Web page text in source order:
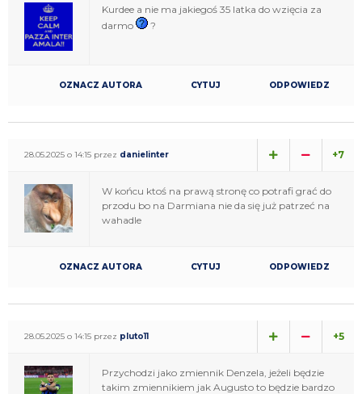
Kurdee a nie ma jakiegoś 35 latka do wzięcia za
darmo
?
OZNACZ AUTORA CYTUJ ODPOWIEDZ
28.05.2025 o 14:15 przez danielinter +7
W końcu ktoś na prawą stronę co potrafi grać do
przodu bo na Darmiana nie da się już patrzeć na
wahadle
OZNACZ AUTORA CYTUJ ODPOWIEDZ
28.05.2025 o 14:15 przez pluto11 +5
Przychodzi jako zmiennik Denzela, jeżeli będzie
takim zmiennikiem jak Augusto to będzie bardzo